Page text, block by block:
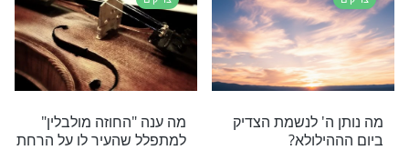
ים הילולת המגיד מטריסק זי"ע. הוא היה אדמו"ר
חסידות טריסק. צפו בסיפור מופת לכבוד יום ההילולה